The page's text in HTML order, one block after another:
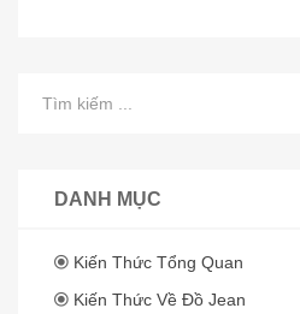
DANH MỤC
Kiến Thức Tổng Quan
Kiến Thức Về Đồ Jean